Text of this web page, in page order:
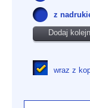
z
Dodaj
wraz z